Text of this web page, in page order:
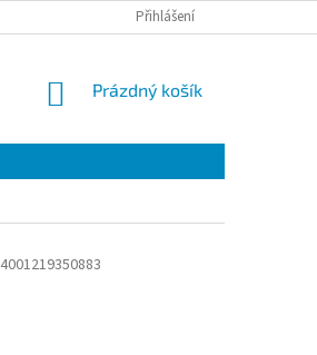
Přihlášení
NÁKUPNÍ
Prázdný košík
4001219350883